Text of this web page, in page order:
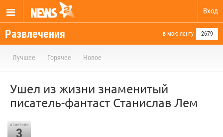
Вход
Развлечения в мою ленту 2679
Лучшее Горячее Новое
Ушел из жизни знаменитый
писатель-фантаст Станислав Лем
отметили
3